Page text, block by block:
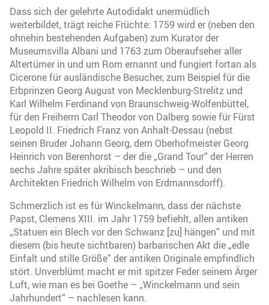
Dass sich der gelehrte Autodidakt unermüdlich
weiterbildet, trägt reiche Früchte: 1759 wird er (neben den
ohnehin bestehenden Aufgaben) zum Kurator der
Museumsvilla Albani und 1763 zum Oberaufseher aller
Altertümer in und um Rom ernannt und fungiert fortan als
Cicerone für ausländische Besucher, zum Beispiel für die
Erbprinzen Georg August von Mecklenburg-Strelitz und
Karl Wilhelm Ferdinand von Braunschweig-Wolfenbüttel,
für den Freiherrn Carl Theodor von Dalberg sowie für Fürst
Leopold II. Friedrich Franz von Anhalt-Dessau (nebst
seinen Bruder Johann Georg, dem Oberhofmeister Georg
Heinrich von Berenhorst – der die „Grand Tour“ der Herren
sechs Jahre später akribisch beschrieb – und den
Architekten Friedrich Wilhelm von Erdmannsdorff).
Schmerzlich ist es für Winckelmann, dass der nächste
Papst, Clemens XIII. im Jahr 1759 befiehlt, allen antiken
„Statuen ein Blech vor den Schwanz [zu] hängen“ und mit
diesem (bis heute sichtbaren) barbarischen Akt die „edle
Einfalt und stille Größe“ der antiken Originale empfindlich
stört. Unverblümt macht er mit spitzer Feder seinem Ärger
Luft, wie man es bei Goethe – „Winckelmann und sein
Jahrhundert“ – nachlesen kann.